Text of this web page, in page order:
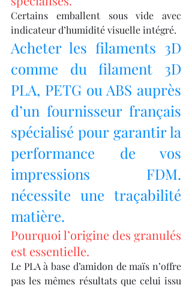
Certains emballent sous vide avec
indicateur d’humidité visuelle intégré.
Acheter les filaments 3D
comme du filament 3D
PLA, PETG ou ABS auprès
d’un fournisseur français
spécialisé pour garantir la
performance de vos
impressions FDM.
nécessite une traçabilité
matière.
Pourquoi l’origine des granulés
est essentielle.
Le PLA à base d’amidon de maïs n’offre
pas les mêmes résultats que celui issu